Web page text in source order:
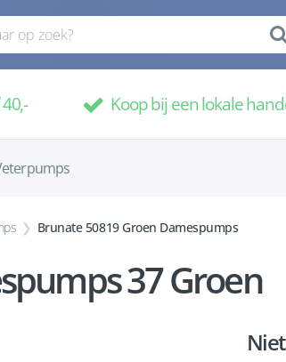
Koop bij een lokale
Brunate 50819 Groen Damespumps
37 Groen